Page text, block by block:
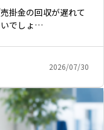
掛金の回収が遅れて
いでしょ…
2026/07/30